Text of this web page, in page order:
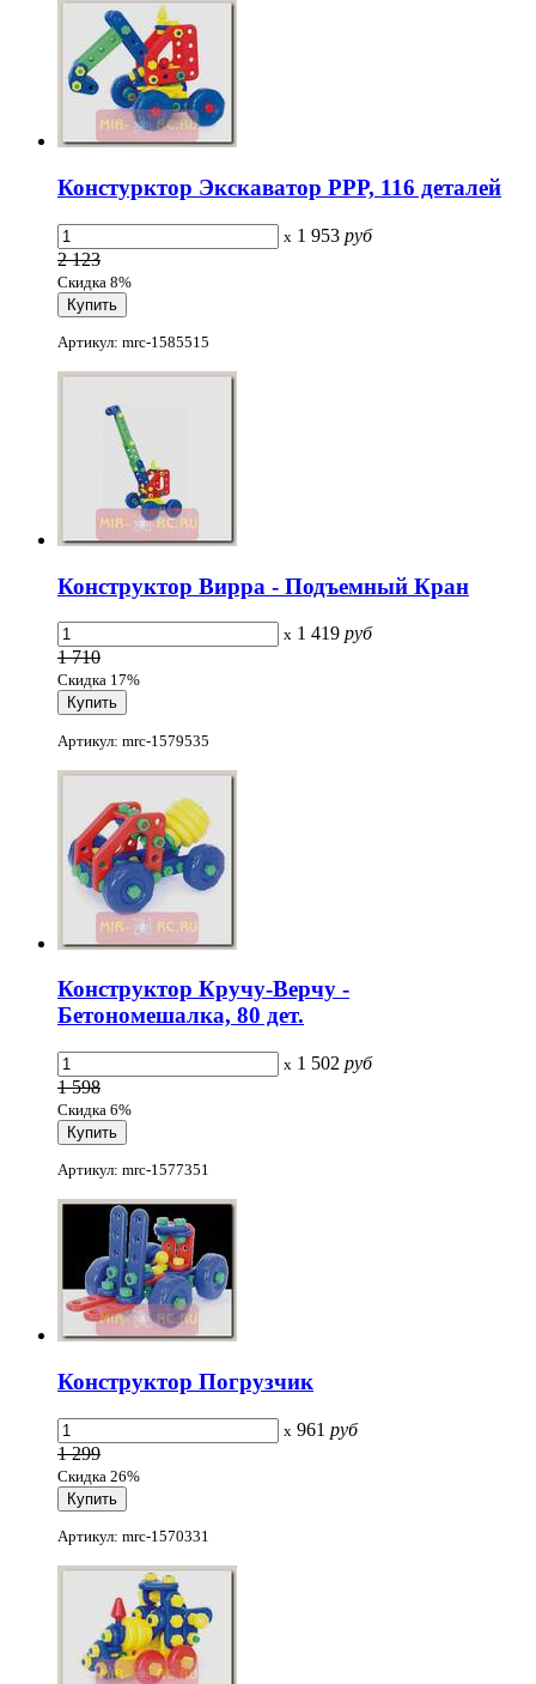
Констурктор Экскаватор РРР, 116 деталей
x 1 953 руб
2 123
Скидка 8%
Артикул: mrc-1585515
Конструктор Вирра - Подъемный Кран
x 1 419 руб
1 710
Скидка 17%
Артикул: mrc-1579535
Конструктор Кручу-Верчу -
Бетономешалка, 80 дет.
x 1 502 руб
1 598
Скидка 6%
Артикул: mrc-1577351
Конструктор Погрузчик
x 961 руб
1 299
Скидка 26%
Артикул: mrc-1570331